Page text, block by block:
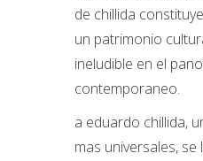
de chillida
un patrimonio
ineludible en el
contemporaneo.
a eduardo chillida,
mas universales, se